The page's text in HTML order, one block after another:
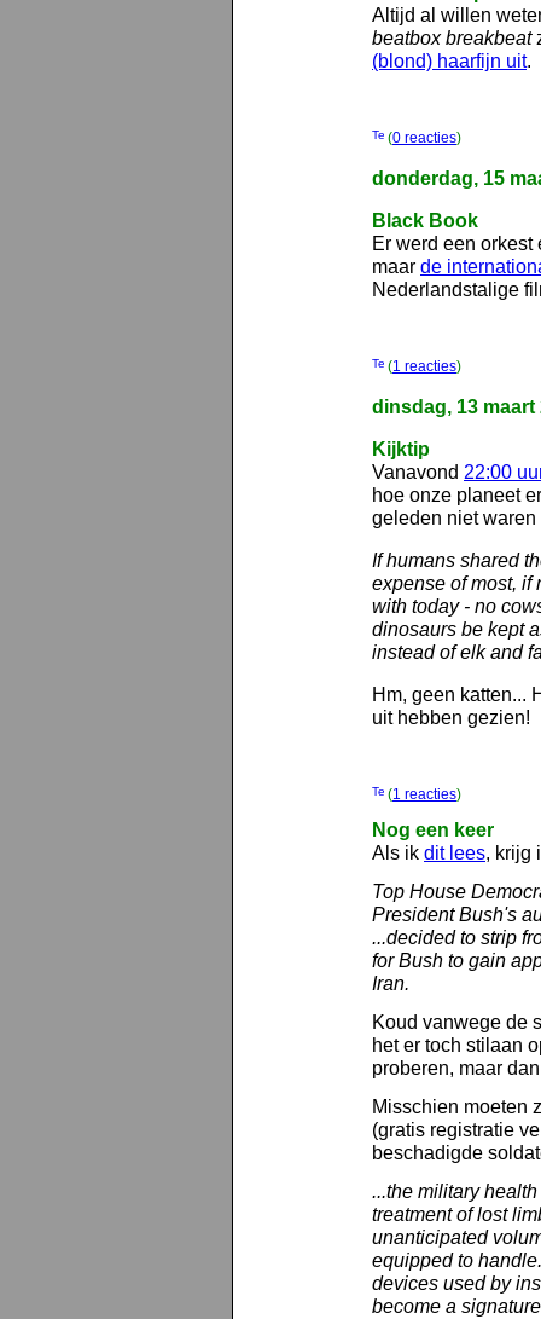
Altijd al willen
beatbox breakbeat
(blond) haarfijn uit.
(0 reacties)
donderdag, 15
Black Book
Er werd een
maar de
Nederlandstalige
(1 reacties)
dinsdag, 13 maart
Kijktip
Vanavond 22:00
hoe onze planeet
geleden niet
If humans shared
expense of most, if
with today - no
dinosaurs be kept
instead of elk and
Hm, geen katten...
uit hebben gezien!
(1 reacties)
Nog een keer
Als ik dit lees, krijg
Top House
President Bush's
...decided to strip
for Bush to gain
Iran.
Koud vanwege de
het er toch stilaan
proberen, maar
Misschien moeten
(gratis registratie
beschadigde
...the military
treatment of lost
unanticipated
equipped to
devices used by
become a